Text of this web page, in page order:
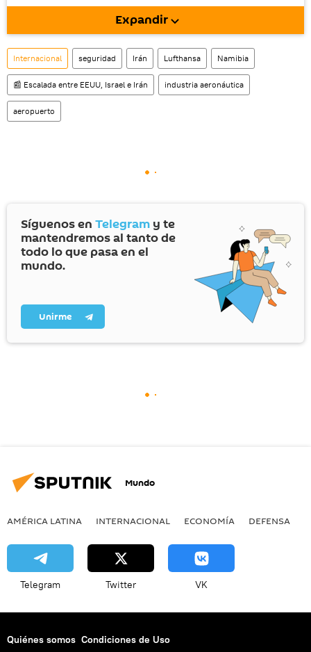
móvil (¡solo para Android!).
Expandir
Internacional seguridad Irán Lufthansa Namibia
📰 Escalada entre EEUU, Israel e Irán industria aeronáutica
aeropuerto
Síguenos en Telegram y te
mantendremos al tanto de
todo lo que pasa en el
mundo.
Unirme
Mundo
AMÉRICA LATINA INTERNACIONAL ECONOMÍA DEFENSA
Telegram Twitter VK
Quiénes somos Condiciones de Uso